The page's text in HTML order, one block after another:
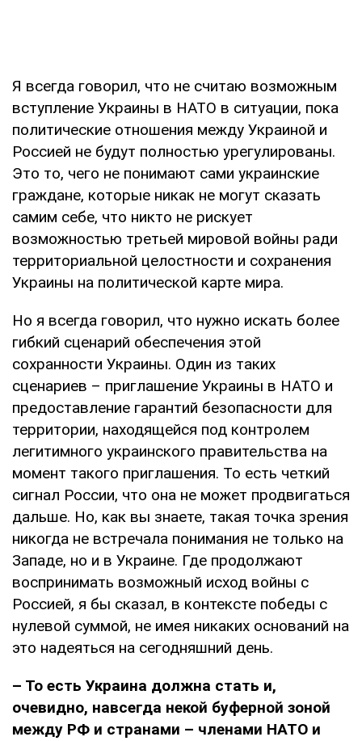
Я всегда говорил, что не считаю возможным
вступление Украины в НАТО в ситуации, пока
политические отношения между Украиной и
Россией не будут полностью урегулированы.
Это то, чего не понимают сами украинские
граждане, которые никак не могут сказать
самим себе, что никто не рискует
возможностью третьей мировой войны ради
территориальной целостности и сохранения
Украины на политической карте мира.
Но я всегда говорил, что нужно искать более
гибкий сценарий обеспечения этой
сохранности Украины. Один из таких
сценариев – приглашение Украины в НАТО и
предоставление гарантий безопасности для
территории, находящейся под контролем
легитимного украинского правительства на
момент такого приглашения. То есть четкий
сигнал России, что она не может продвигаться
дальше. Но, как вы знаете, такая точка зрения
никогда не встречала понимания не только на
Западе, но и в Украине. Где продолжают
воспринимать возможный исход войны с
Россией, я бы сказал, в контексте победы с
нулевой суммой, не имея никаких оснований на
это надеяться на сегодняшний день.
– То есть Украина должна стать и,
очевидно, навсегда некой буферной зоной
между РФ и странами – членами НАТО и